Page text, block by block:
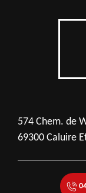
574 Chem. de
69300 Caluire